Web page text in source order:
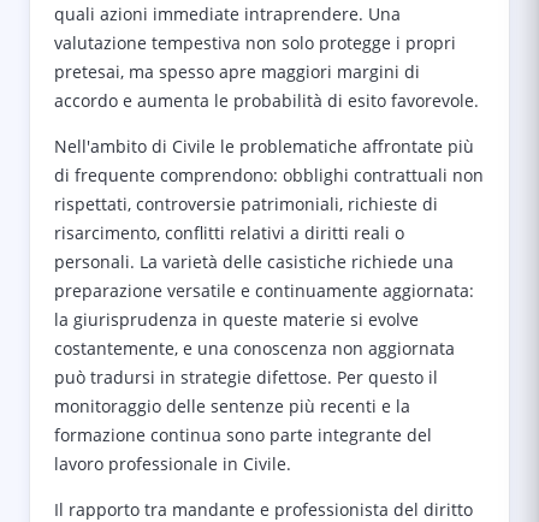
quali azioni immediate intraprendere. Una
valutazione tempestiva non solo protegge i propri
pretesai, ma spesso apre maggiori margini di
accordo e aumenta le probabilità di esito favorevole.
Nell'ambito di Civile le problematiche affrontate più
di frequente comprendono: obblighi contrattuali non
rispettati, controversie patrimoniali, richieste di
risarcimento, conflitti relativi a diritti reali o
personali. La varietà delle casistiche richiede una
preparazione versatile e continuamente aggiornata:
la giurisprudenza in queste materie si evolve
costantemente, e una conoscenza non aggiornata
può tradursi in strategie difettose. Per questo il
monitoraggio delle sentenze più recenti e la
formazione continua sono parte integrante del
lavoro professionale in Civile.
Il rapporto tra mandante e professionista del diritto